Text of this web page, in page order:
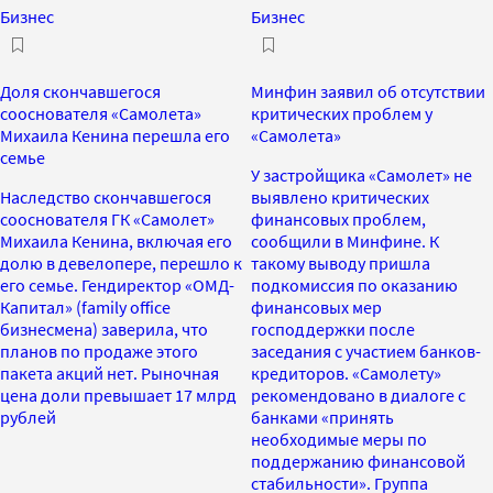
Бизнес
Доля скончавшегося
сооснователя «Самолета»
Михаила Кенина перешла его
семье
Наследство скончавшегося
сооснователя ГК «Самолет»
Михаила Кенина, включая его
долю в девелопере, перешло к
его семье. Гендиректор «ОМД-
Капитал» (family office
бизнесмена) заверила, что
планов по продаже этого
пакета акций нет. Рыночная
цена доли превышает 17 млрд
рублей
Бизнес
Минфин заявил об отсутствии
критических проблем у
«Самолета»
У застройщика «Самолет» не
выявлено критических
финансовых проблем,
сообщили в Минфине. К
такому выводу пришла
подкомиссия по оказанию
финансовых мер
господдержки после
заседания с участием банков-
кредиторов. «Самолету»
рекомендовано в диалоге с
банками «принять
необходимые меры по
поддержанию финансовой
стабильности». Группа